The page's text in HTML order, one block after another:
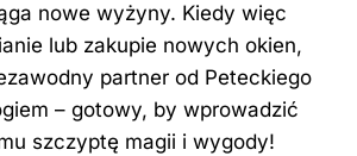
nowe wyżyny. Kiedy więc
lub zakupie nowych okien,
partner od Peteckiego
– gotowy, by wprowadzić
szczyptę magii i wygody!